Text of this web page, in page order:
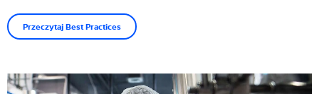
Przeczytaj Best Practices